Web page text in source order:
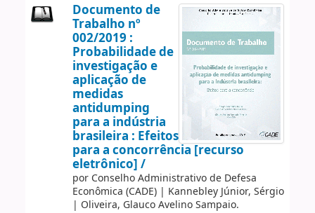
Documento de
Trabalho nº
002/2019 :
Probabilidade de
investigação e
aplicação de
medidas
antidumping
para a indústria
brasileira : Efeitos
para a concorrência [recurso
eletrônico] /
por Conselho Administrativo de Defesa
Econômica (CADE)| Kannebley Júnior, Sérgio
| Oliveira, Glauco Avelino Sampaio.